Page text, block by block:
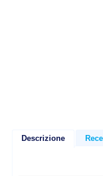
Descrizione